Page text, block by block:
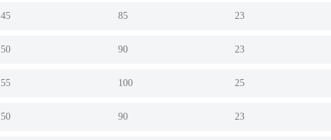
45 85 23
50 90 23
55 100 25
50 90 23